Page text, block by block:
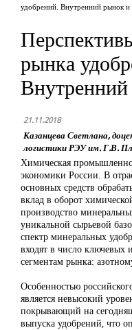
удобрений. Внутренний рынок и
рынка
21.11.2018
Казанцева Светлана,
логистики РЭУ им. Г.В.
Химическая
экономики России. В
основных средств
вклад в оборот
производство
уникальной сырьевой
спектр минеральных
входят в число ключевых
сегментам рынка:
Особенностью
является невысокий
покрывающий на
выпуска удобрений, что